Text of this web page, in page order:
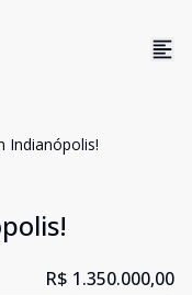
Indianópolis!
R$ 1.350.000,00